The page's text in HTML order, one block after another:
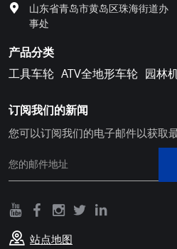
山东省青岛市黄岛区珠海街道办
事处
产品分类
工具车轮 ATV全地形车轮 园林
订阅我们的新闻
您可以订阅我们的电子邮件以获取
站点地图